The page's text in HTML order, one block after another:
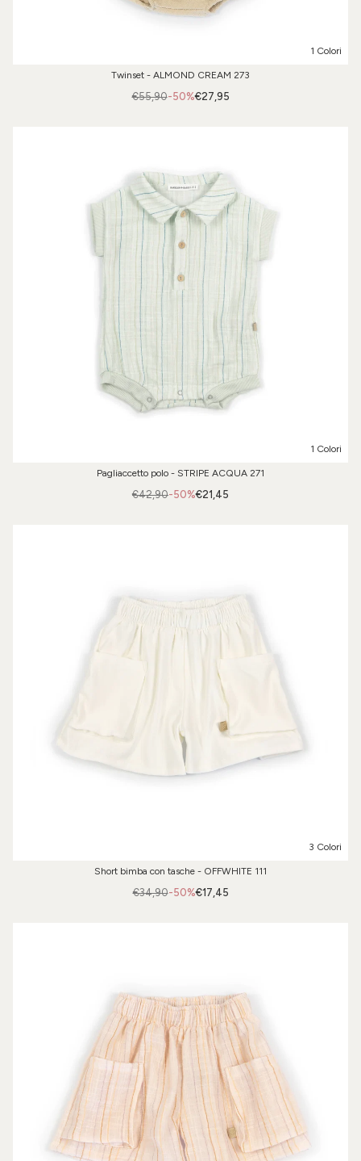
1 Colori
Twinset - ALMOND CREAM 273
-50%
€55,90 €27,95
1 Colori
Pagliaccetto polo - STRIPE ACQUA 271
-50%
€42,90 €21,45
3 Colori
Short bimba con tasche - OFFWHITE 111
-50%
€34,90 €17,45